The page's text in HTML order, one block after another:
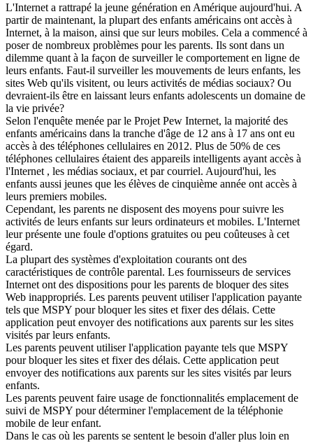
L'Internet a rattrapé la jeune génération en Amérique aujourd'hui. A
partir de maintenant, la plupart des enfants américains ont accès à
Internet, à la maison, ainsi que sur leurs mobiles. Cela a commencé à
poser de nombreux problèmes pour les parents. Ils sont dans un
dilemme quant à la façon de surveiller le comportement en ligne de
leurs enfants. Faut-il surveiller les mouvements de leurs enfants, les
sites Web qu'ils visitent, ou leurs activités de médias sociaux? Ou
devraient-ils être en laissant leurs enfants adolescents un domaine de
la vie privée?
Selon l'enquête menée par le Projet Pew Internet, la majorité des
enfants américains dans la tranche d'âge de 12 ans à 17 ans ont eu
accès à des téléphones cellulaires en 2012. Plus de 50% de ces
téléphones cellulaires étaient des appareils intelligents ayant accès à
l'Internet , les médias sociaux, et par courriel. Aujourd'hui, les
enfants aussi jeunes que les élèves de cinquième année ont accès à
leurs premiers mobiles.
Cependant, les parents ne disposent des moyens pour suivre les
activités de leurs enfants sur leurs ordinateurs et mobiles. L'Internet
leur présente une foule d'options gratuites ou peu coûteuses à cet
égard.
La plupart des systèmes d'exploitation courants ont des
caractéristiques de contrôle parental. Les fournisseurs de services
Internet ont des dispositions pour les parents de bloquer des sites
Web inappropriés. Les parents peuvent utiliser l'application payante
tels que MSPY pour bloquer les sites et fixer des délais. Cette
application peut envoyer des notifications aux parents sur les sites
visités par leurs enfants.
Les parents peuvent utiliser l'application payante tels que MSPY
pour bloquer les sites et fixer des délais. Cette application peut
envoyer des notifications aux parents sur les sites visités par leurs
enfants.
Les parents peuvent faire usage de fonctionnalités emplacement de
suivi de MSPY pour déterminer l'emplacement de la téléphonie
mobile de leur enfant.
Dans le cas où les parents se sentent le besoin d'aller plus loin en